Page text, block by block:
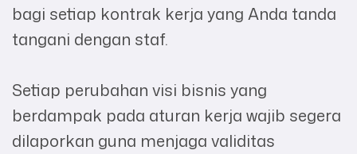
bagi setiap kontrak kerja yang Anda tanda
tangani dengan staf.
Setiap perubahan visi bisnis yang
berdampak pada aturan kerja wajib segera
dilaporkan guna menjaga validitas